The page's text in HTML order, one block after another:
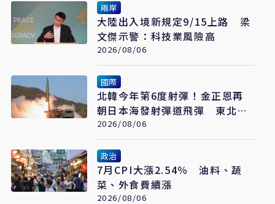
兩岸
大陸出入境新規定9/15上路 梁
文傑示警：科技業風險高
2026/08/06
國際
北韓今年第6度射彈！金正恩再
朝日本海發射彈道飛彈 東北亞
局勢再升溫
2026/08/06
政治
7月CPI大漲2.54％ 油料、蔬
菜、外食費續漲
2026/08/06